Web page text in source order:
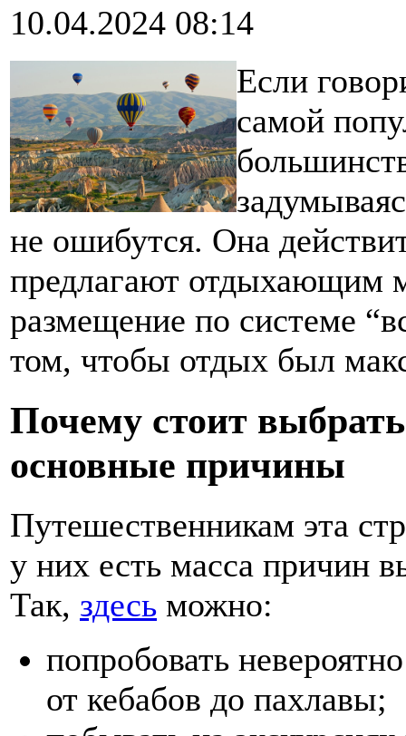
10.04.2024 08:14
Если
самой
не ошибутся. Она
предлагают отдыхающим
размещение по системе
том, чтобы отдых был
Почему стоит
основные причины
Путешественникам эта
у них есть масса причин
Так, здесь можно:
попробовать
от кебабов до пахлавы;